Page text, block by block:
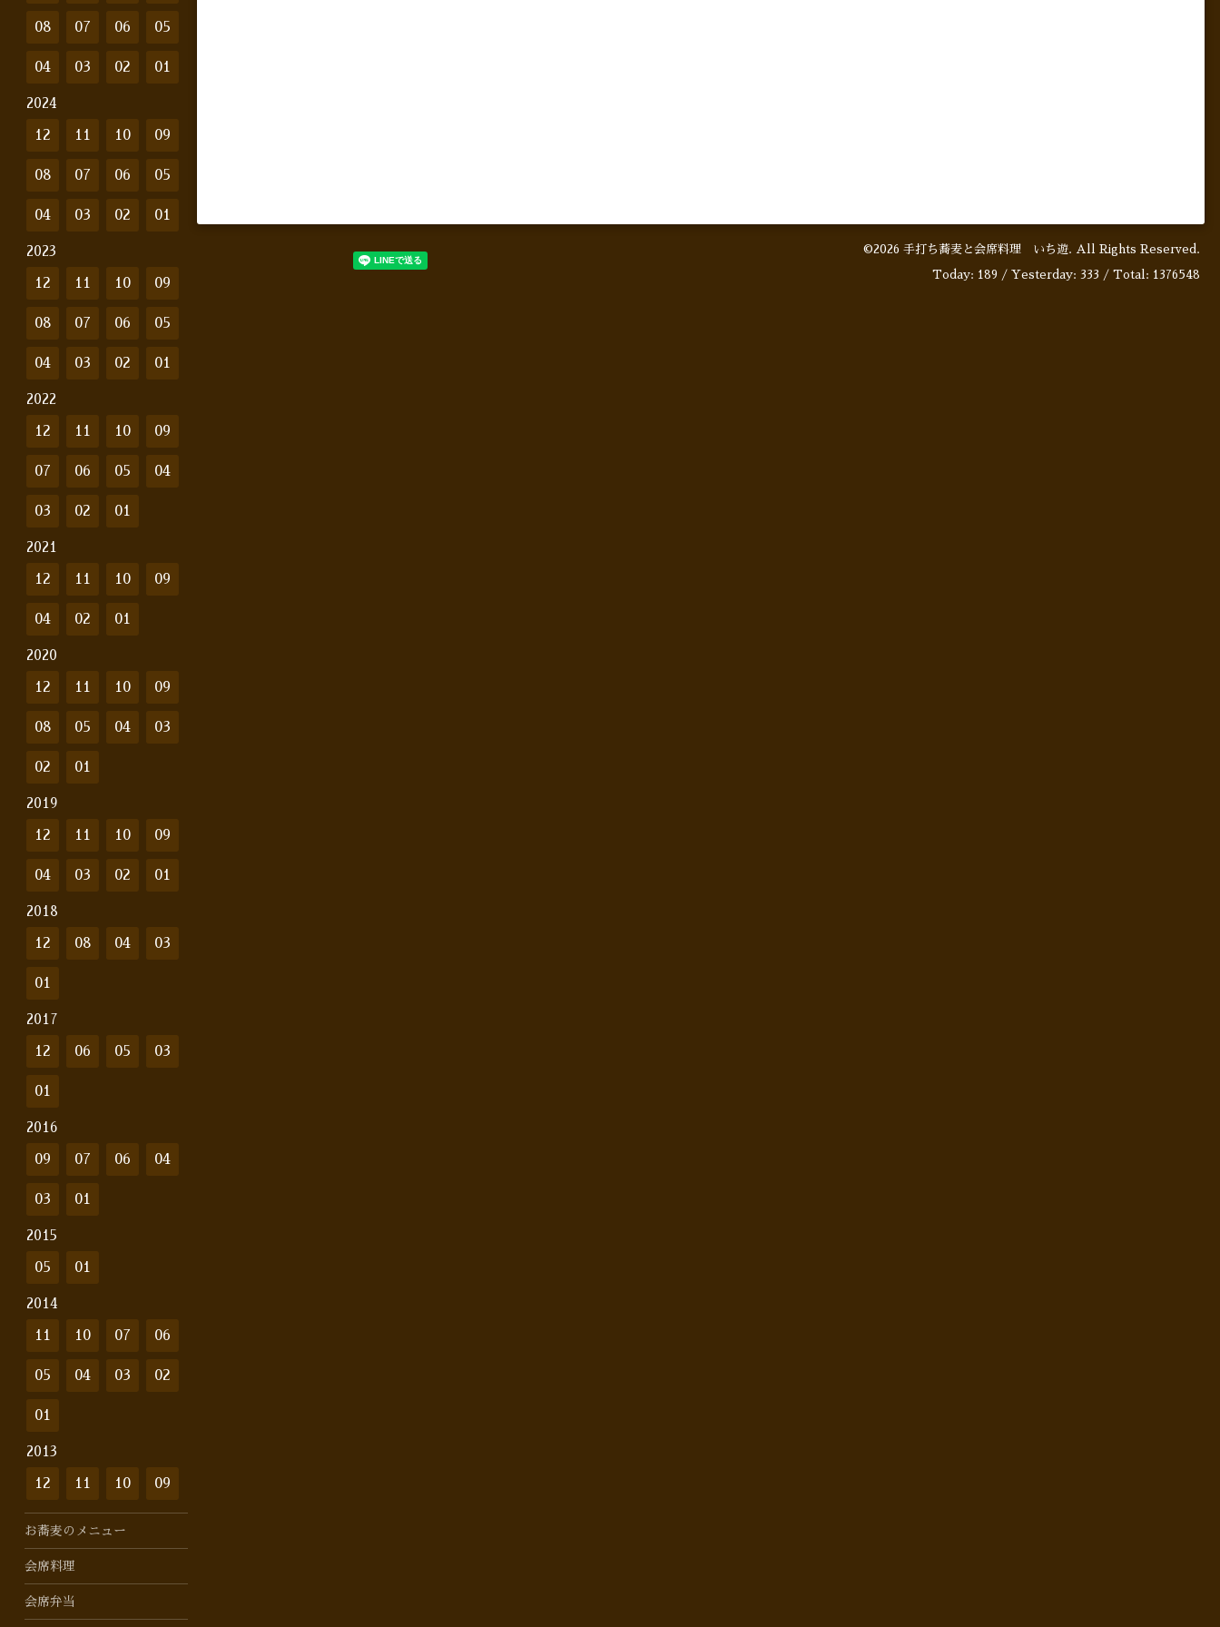
©2026 手打ち蕎麦と会席料理 いち遊. All Rights Reserved.
Today: 189 / Yesterday: 333 / Total: 1376548
08 07 06 05
04 03 02 01
2024
12 11 10 09
08 07 06 05
04 03 02 01
2023
12 11 10 09
08 07 06 05
04 03 02 01
2022
12 11 10 09
07 06 05 04
03 02 01
2021
12 11 10 09
04 02 01
2020
12 11 10 09
08 05 04 03
02 01
2019
12 11 10 09
04 03 02 01
2018
12 08 04 03
01
2017
12 06 05 03
01
2016
09 07 06 04
03 01
2015
05 01
2014
11 10 07 06
05 04 03 02
01
2013
12 11 10 09
お蕎麦のメニュー
会席料理
会席弁当